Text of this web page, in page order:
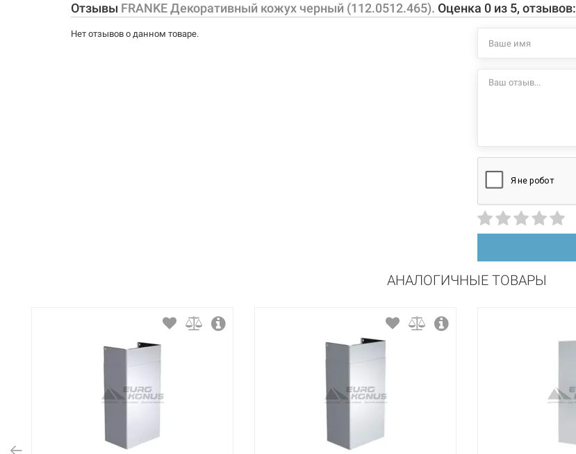
Отзывы FRANKE Декоративный кожух черный (112.0512.465). Оценка 0 из 5, отзывов:
Нет отзывов о данном товаре.
АНАЛОГИЧНЫЕ ТОВАРЫ